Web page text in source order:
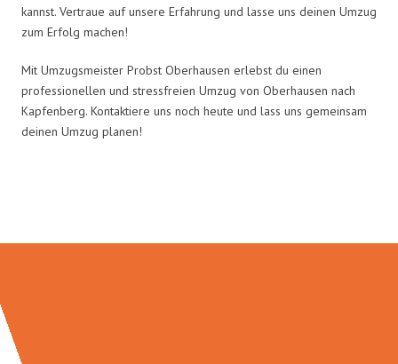
kannst. Vertraue auf unsere Erfahrung und lasse uns deinen Umzug
zum Erfolg machen!
Mit Umzugsmeister Probst Oberhausen erlebst du einen
professionellen und stressfreien Umzug von Oberhausen nach
Kapfenberg. Kontaktiere uns noch heute und lass uns gemeinsam
deinen Umzug planen!